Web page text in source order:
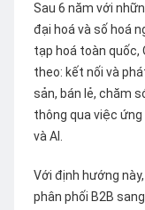
Sau 6 năm với
đại hoá và số hoá
tạp hoá toàn quốc,
theo: kết nối và
sản, bán lẻ, chăm
thông qua việc
và AI.
Với định hướng
phân phối B2B